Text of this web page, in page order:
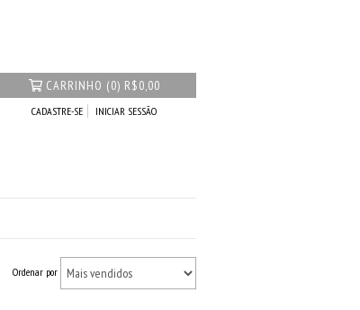
CARRINHO (0) R$0,00
CADASTRE-SE INICIAR SESSÃO
Ordenar por